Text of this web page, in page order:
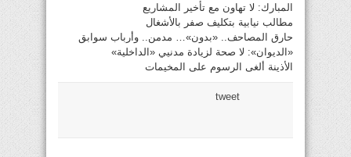
المبارك: لا تهاون مع تأخير المشاريع
مطالب نيابية بتكليف صفر بالأشغال
حارق المصاحف.. «بدون»… مدمن.. وأرباب سوابق
«الديوان»: لا صحة لزيادة مدنيي «الداخلية»
الأذينة ألغى الرسوم على المخيمات
tweet